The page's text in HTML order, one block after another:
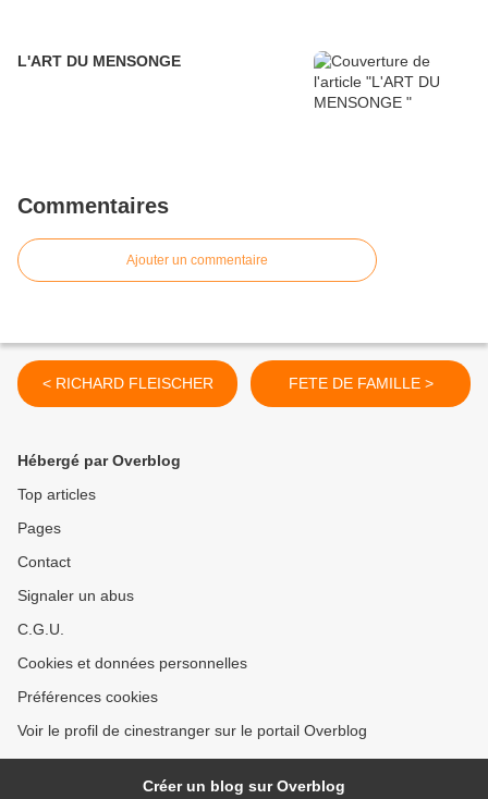
L'ART DU MENSONGE
Commentaires
Ajouter un commentaire
< RICHARD FLEISCHER FETE DE FAMILLE >
Hébergé par Overblog
Top articles
Pages
Contact
Signaler un abus
C.G.U.
Cookies et données personnelles
Préférences cookies
Voir le profil de cinestranger sur le portail Overblog
Créer un blog sur Overblog